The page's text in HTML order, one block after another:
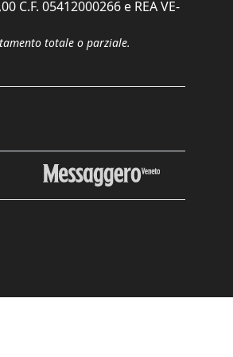
C.F. 05412000266 e REA VE-
totale o parziale.